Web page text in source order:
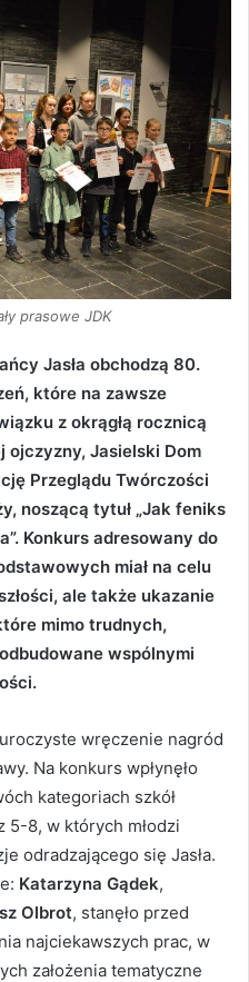
prasowe JDK
Jasła obchodzą 80.
które na zawsze
z okrągłą rocznicą
ojczyzny, Jasielski Dom
Przeglądu Twórczości
noszącą tytuł „Jak feniks
Konkurs adresowany do
miał na celu
ale także ukazanie
mimo trudnych,
wspólnymi
wręczenie nagród
Na konkurs wpłynęło
kategoriach szkół
5-8, w których młodzi
odradzającego się Jasła.
Katarzyna Gądek,
Olbrot, stanęło przed
najciekawszych prac, w
założenia tematyczne